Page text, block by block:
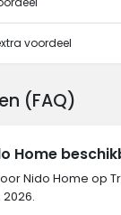
voordeel
(FAQ)
Home
Nido Home op